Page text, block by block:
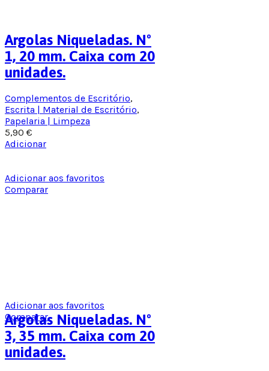
Adicionar aos favoritos
Comparar
Argolas Niqueladas. Nº
1, 20 mm. Caixa com 20
unidades.
Complementos de Escritório,
Escrita | Material de Escritório,
Papelaria | Limpeza
5,90 €
Adicionar
Adicionar aos favoritos
Comparar
Argolas Niqueladas. Nº
3, 35 mm. Caixa com 20
unidades.